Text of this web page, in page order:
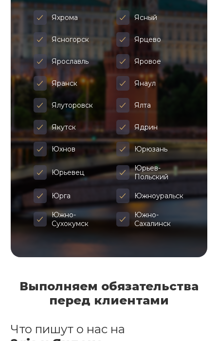
Яхрома Ясный
Ясногорск Ярцево
Ярославль Яровое
Яранск Янаул
Ялуторовск Ялта
Якутск Ядрин
Юхнов Юрюзань
Юрьевец
Юрьев-
Польский
Юрга Южноуральск
Южно-
Сухокумск
Южно-
Сахалинск
Выполняем обязательства
перед клиентами
Что пишут о нас на